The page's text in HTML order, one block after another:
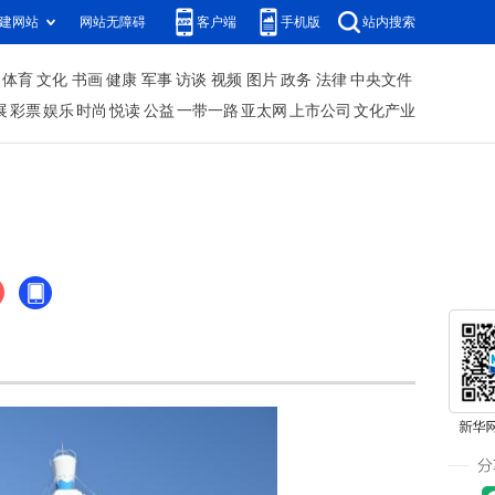
网站 网站无障碍 客户端 手机版 站内搜索
体育 文化 书画 健康 军事 访谈 视频 图片 政务 法律 中央文件
彩票娱乐 时尚 悦读 公益 一带一路 亚太网 上市公司 文化产业